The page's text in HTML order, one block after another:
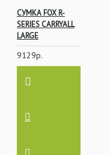
СУМКА FOX R-
SERIES CARRYALL
LARGE
9129р.